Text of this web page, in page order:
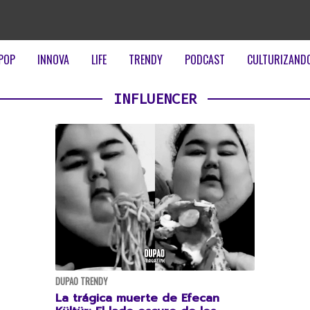
INNOVA LIFE TRENDY PODCAST
INFLUENCER
DUPAO TRENDY
La trágica muerte de Efecan